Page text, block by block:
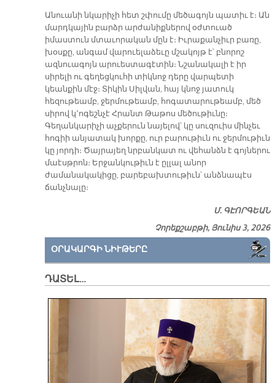
Անուանի նկարիչի հետ շփումը մեծագոյն պատիւ է։ Ան
մարդկային բարձր արժանիքներով օժտուած
իմաստուն մտաւորական մըն է։ Իւրաքանչիւր բառը,
խօսքը, անգամ վարուելաձեւը մշակոյթ է՝ բնորոշ
ազնուագոյն արուեստագէտին։ Նշանակալի է իր
սիրելի ու գեղեցկուհի տիկնոջ դերը վարպետի
կեանքին մէջ։ Տիկին Սիլվան, հայ կնոջ յատուկ
հեզութեամբ, ջերմութեամբ, հոգատարութեամբ, մեծ
սիրով կ՚ոգեշնչէ Հրանտ Թաթոս մեծութիւնը։
Գեղանկարիչի աչքերուն նայելով՝ կը սուզուիս մինչեւ
հոգիի անյատակ խորքը, ուր բարութիւն ու ջերմութիւն
կը յորդի։ Ծայրայեղ նրբանկատ ու վեհանձն է գոյներու
մաէսթրոն։ Երջանկութիւն է ըլլալ անոր
ժամանակակիցը, բարեբախտութիւն՝ անձնապէս
ճանչնալը։
Մ. ԳԷՈՐԳԵԱՆ
Չորեքշաբթի, Յունիս 3, 2026
ՕՐԱԿԱՐԳԻ ՆԻՒԹԵՐԸ
ԴԱՏԵԼ…